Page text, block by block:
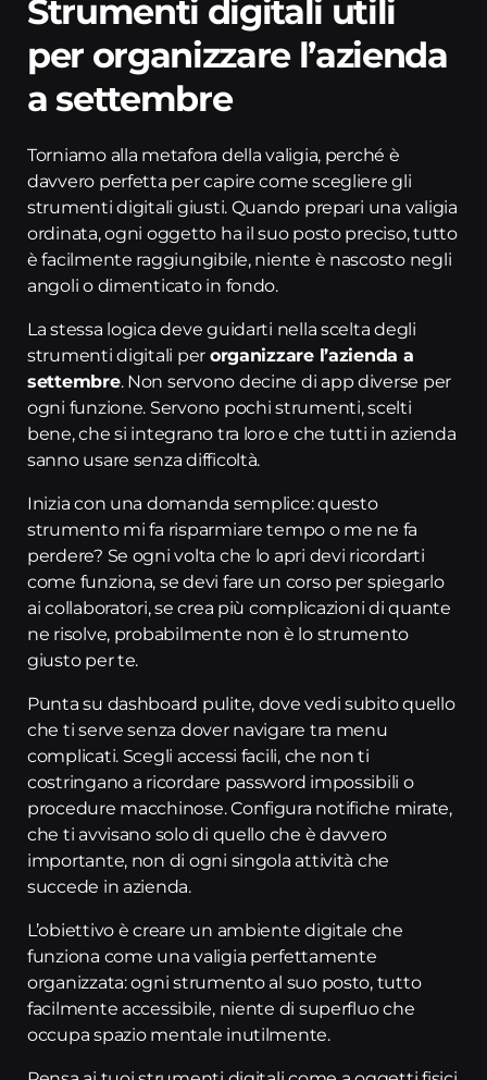
Strumenti digitali utili
per organizzare l’azienda
a settembre
Torniamo alla metafora della valigia, perché è
davvero perfetta per capire come scegliere gli
strumenti digitali giusti. Quando prepari una valigia
ordinata, ogni oggetto ha il suo posto preciso, tutto
è facilmente raggiungibile, niente è nascosto negli
angoli o dimenticato in fondo.
La stessa logica deve guidarti nella scelta degli
strumenti digitali per organizzare l’azienda a
settembre. Non servono decine di app diverse per
ogni funzione. Servono pochi strumenti, scelti
bene, che si integrano tra loro e che tutti in azienda
sanno usare senza difficoltà.
Inizia con una domanda semplice: questo
strumento mi fa risparmiare tempo o me ne fa
perdere? Se ogni volta che lo apri devi ricordarti
come funziona, se devi fare un corso per spiegarlo
ai collaboratori, se crea più complicazioni di quante
ne risolve, probabilmente non è lo strumento
giusto per te.
Punta su dashboard pulite, dove vedi subito quello
che ti serve senza dover navigare tra menu
complicati. Scegli accessi facili, che non ti
costringano a ricordare password impossibili o
procedure macchinose. Configura notifiche mirate,
che ti avvisano solo di quello che è davvero
importante, non di ogni singola attività che
succede in azienda.
L’obiettivo è creare un ambiente digitale che
funziona come una valigia perfettamente
organizzata: ogni strumento al suo posto, tutto
facilmente accessibile, niente di superfluo che
occupa spazio mentale inutilmente.